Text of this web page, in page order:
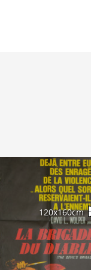
120x160cm